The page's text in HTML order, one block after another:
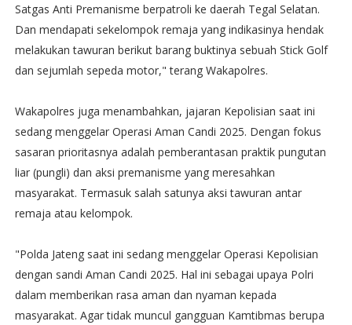
Satgas Anti Premanisme berpatroli ke daerah Tegal Selatan.
Dan mendapati sekelompok remaja yang indikasinya hendak
melakukan tawuran berikut barang buktinya sebuah Stick Golf
dan sejumlah sepeda motor," terang Wakapolres.
Wakapolres juga menambahkan, jajaran Kepolisian saat ini
sedang menggelar Operasi Aman Candi 2025. Dengan fokus
sasaran prioritasnya adalah pemberantasan praktik pungutan
liar (pungli) dan aksi premanisme yang meresahkan
masyarakat. Termasuk salah satunya aksi tawuran antar
remaja atau kelompok.
"Polda Jateng saat ini sedang menggelar Operasi Kepolisian
dengan sandi Aman Candi 2025. Hal ini sebagai upaya Polri
dalam memberikan rasa aman dan nyaman kepada
masyarakat. Agar tidak muncul gangguan Kamtibmas berupa